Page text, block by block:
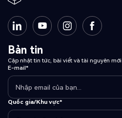
Bản tin
Cập nhật tin tức, bài viết và tài nguyên
E-mail*
Quốc gia/Khu vực*